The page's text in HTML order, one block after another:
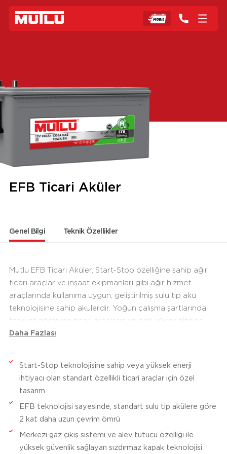
EFB Ticari Aküler
Genel Bilgi Teknik Özellikler
Mutlu EFB Ticari Aküler, Start-Stop özelliğine sahip ağır
ticari araçlar ve inşaat ekipmanları gibi ağır hizmet
araçlarında kullanıma uygun, geliştirilmiş sulu tip akü
teknolojisine sahip akülerdir. Yoğun çalışma şartlarında
faaliyet gösteren ticari araçların ve belli yükler altında
çalışan iş makinelerinin marş ihtiyacını karşılayan EFB
ihtiyaç duyduğu elektrik enerjisini temin eder.
gaz çıkış sistemi ve alev tutucu özelliği bulunan sızdırmaz
kapak teknolojisi ise EFB Ticari Aküler’in üstün güvenlik
özellikleri arasında yer alır. EFB Ticari Aküler’in tam
çerçeveli ızgara teknolojisi de kısa devre dayanımıyla
Daha Fazlası
Start-Stop teknolojisine sahip veya yüksek enerji
ihtiyacı olan standart özellikli ticari araçlar için özel
tasarım
EFB teknolojisi sayesinde, standart sulu tip akülere göre
2 kat daha uzun çevrim ömrü
Merkezi gaz çıkış sistemi ve alev tutucu özelliği ile
yüksek güvenlik sağlayan sızdırmaz kapak teknolojisi